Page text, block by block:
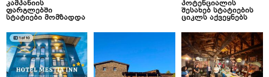
კამპანიის
ფარგლებში
სტატიები მომზადდა
პოტენციალის
შესახებ სტატიების
ციკლს აქვეყნებს